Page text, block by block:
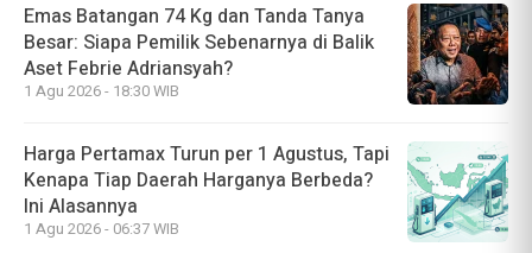
Emas Batangan 74 Kg dan Tanda Tanya
Besar: Siapa Pemilik Sebenarnya di Balik
Aset Febrie Adriansyah?
1 Agu 2026 - 18:30 WIB
Harga Pertamax Turun per 1 Agustus, Tapi
Kenapa Tiap Daerah Harganya Berbeda?
Ini Alasannya
1 Agu 2026 - 06:37 WIB